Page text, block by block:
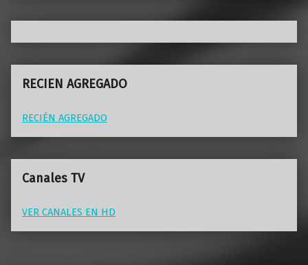
RECIEN AGREGADO
RECIÉN AGREGADO
Canales TV
VER CANALES EN HD